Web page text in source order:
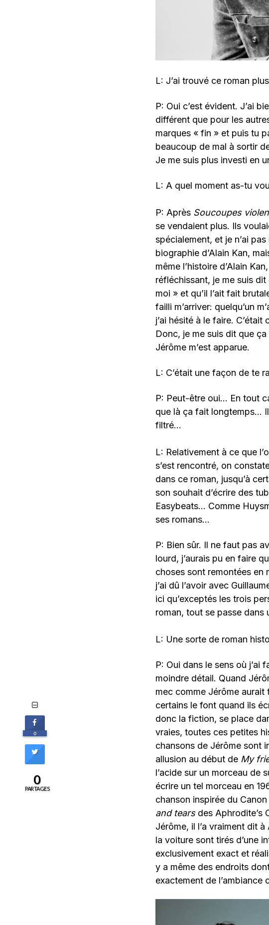
L: J’ai trouvé ce roman
P: Oui c’est évident. J’ai
différent que pour les
marques « fin » et puis tu
beaucoup de mal à sortir
Je me suis plus investi en
L: A quel moment as-tu
P: Après Soucoupes
se vendaient plus. Ils
spécialement, et je n’ai
biographie d’Alain Kan,
même l’histoire d’Alain
réfléchissant, je me suis dit
moi » et qu’il l’ait fait
failli m’arriver: quelqu’un
j’ai hésité à le faire.
Donc, je me suis dit que
Jérôme m’est apparue.
L: C’était une façon de te
P: Peut-être oui… En tout
que là ça fait longtemps…
filtré…
L: Relativement à ce que
s’est rencontré, on
dans ce roman, jusqu’à
son souhait d’écrire des
Easybeats… Comme
ses romans…
P: Bien sûr. Il ne faut pas
lourd, j’aurais pu en faire
choses sont remontées en
j’ai dû l’avoir avec
ici qu’exceptés les trois
roman, tout se passe dans
L: Une sorte de roman
P: Oui dans le sens où j’ai
moindre détail. Quand
mec comme Jérôme
certains le font quand ils
donc la fiction, se place
vraies, toutes ces petites
chansons de Jérôme sont
allusion au début de My
l’acide sur un morceau de
écrire un tel morceau en
chanson inspirée du
and tearsdes Aphrodite’s
Jérôme, il l’a vraiment dit
la voiture sont tirés d’une
exclusivement exact et
y a même des endroits
exactement de l’ambiance
0
0
PARTAGES